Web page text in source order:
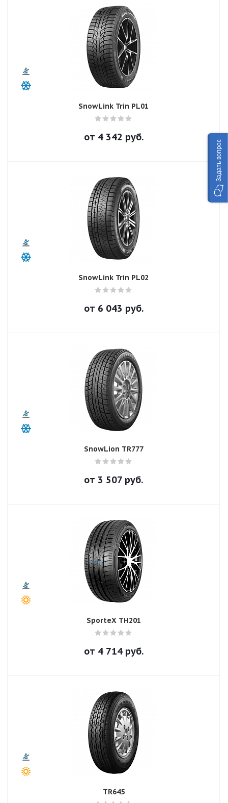
SnowLink Trin PL01
от 4 342 руб.
SnowLink Trin PL02
от 6 043 руб.
SnowLion TR777
от 3 507 руб.
SporteX TH201
от 4 714руб.
TR645
Задать вопрос